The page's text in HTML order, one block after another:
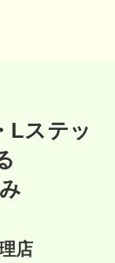
Lステッ
店